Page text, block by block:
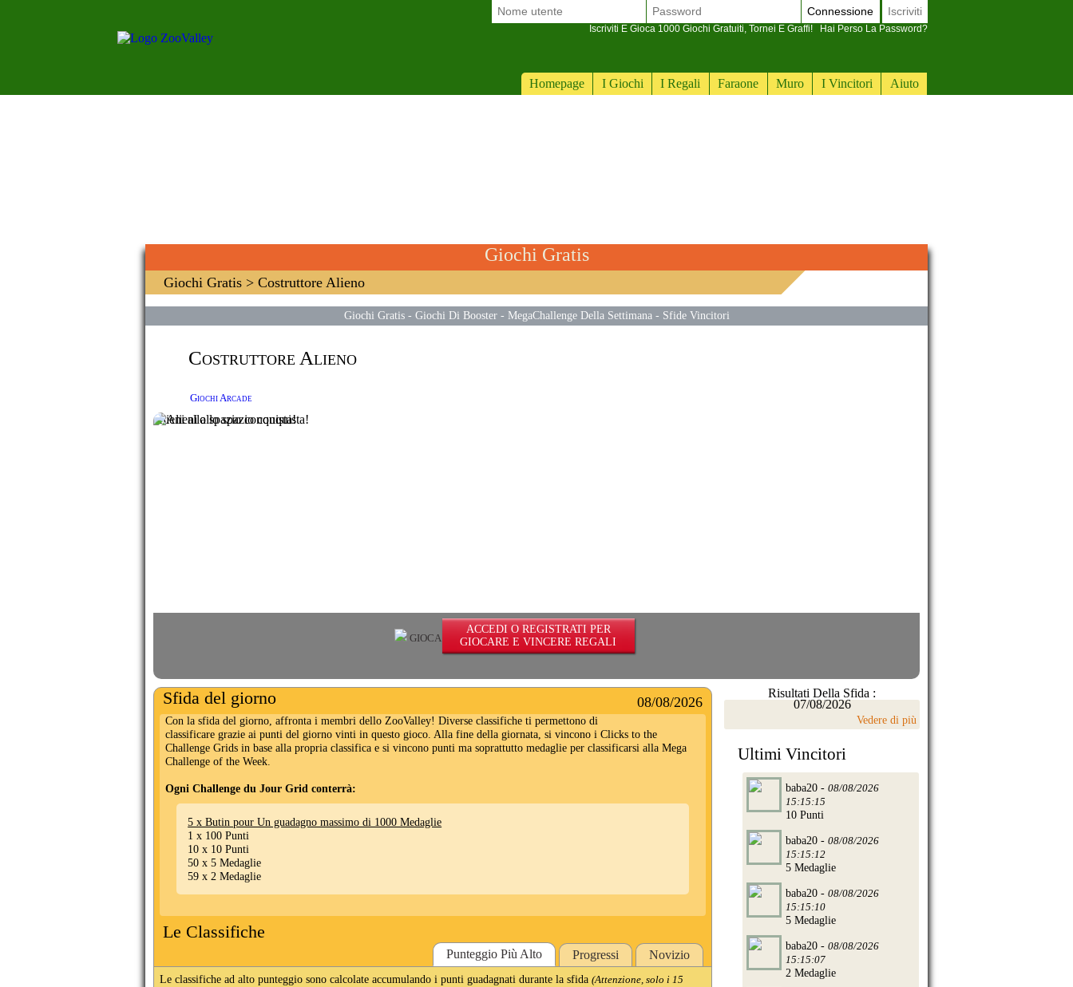
Homepage I Giochi I Regali Faraone Muro I Vincitori Aiuto
Connessione Iscriviti
Iscriviti E Gioca 1000 Giochi Gratuiti, Tornei E Graffi! Hai Perso La Password?
Giochi Gratis
Giochi Gratis > Costruttore Alieno
Giochi Gratis- Giochi Di Booster- MegaChallenge Della Settimana - Sfide Vincitori
Costruttore Alieno
Giochi Arcade
GIOCA ILLIMITATO
ACCEDI O REGISTRATI PER
GIOCARE E VINCERE REGALI
Alieni allo spazio conquista!
Sfida del giorno 08/08/2026
Con la sfida del giorno, affronta i membri dello ZooValley! Diverse classifiche ti permettono di
classificare grazie ai punti del giorno vinti in questo gioco. Alla fine della giornata, si vincono i Clicks to the
Challenge Grids in base alla propria classifica e si vincono punti ma soprattutto medaglie per classificarsi alla Mega
Challenge of the Week.
Ogni Challenge du Jour Grid conterrà:
5 x Butin pour Un guadagno massimo di 1000 Medaglie
1 x 100 Punti
10 x 10 Punti
50 x 5 Medaglie
59 x 2 Medaglie
Le Classifiche
Punteggio Più Alto Progressi Novizio
Le classifiche ad alto punteggio sono calcolate accumulando i punti guadagnati durante la sfida(Attenzione, solo i 15
Risultati Della Sfida :
07/08/2026
Vedere di più
Ultimi Vincitori
baba20 - 08/08/2026
15:15:15
10 Punti
baba20 - 08/08/2026
15:15:12
5 Medaglie
baba20 - 08/08/2026
15:15:10
5 Medaglie
baba20 - 08/08/2026
15:15:07
2 Medaglie